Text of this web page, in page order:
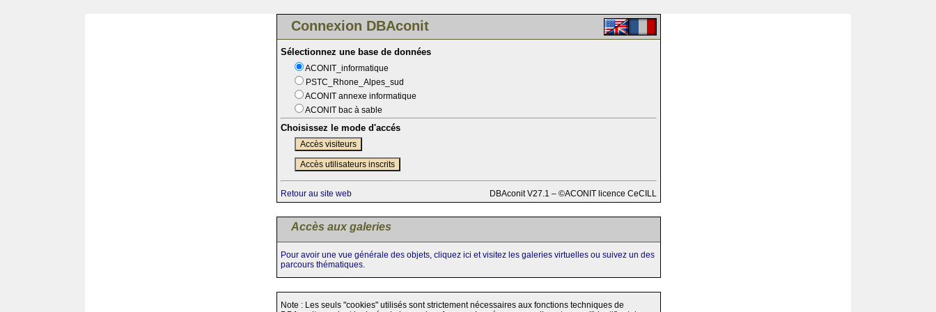
Connexion DBAconit
Sélectionnez une base de données
ACONIT_informatique
PSTC_Rhone_Alpes_sud
ACONIT annexe informatique
ACONIT bac à sable
Choisissez le mode d'accés
Accès visiteurs
Accès utilisateurs inscrits
Retour au site web DBAconit V27.1 – ©ACONIT licence CeCILL
Accès aux galeries
Pour avoir une vue générale des objets, cliquez ici et visitez les galeries virtuelles ou suivez un des
parcours thématiques.
Note : Les seuls "cookies" utilisés sont strictement nécessaires aux fonctions techniques de